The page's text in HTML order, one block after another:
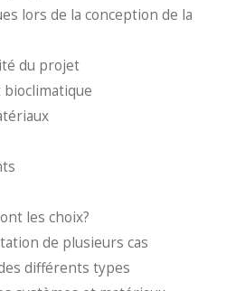
lors de la conception de la
du projet
les choix?
de plusieurs cas
différents types